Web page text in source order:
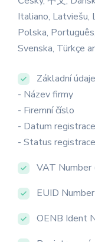
Italiano, Latviešu,
Polska,
Svenska, Türkçe
Základní údaje
- Název firmy
- Firemní číslo
- Datum registrace
- Status registrace
VAT Number
EUID Number
OENB Ident